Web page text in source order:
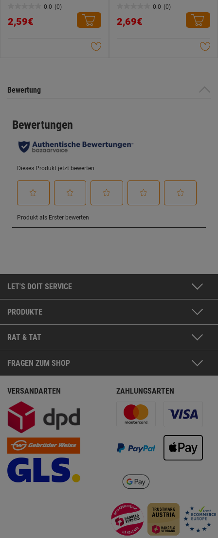
0.0 (0)
von
2,59€
0.0 (0)
von
2,69€
Bewertung
LET'S DOIT SERVICE
PRODUKTE
RAT & TAT
FRAGEN ZUM SHOP
VERSANDARTEN ZAHLUNGSARTEN